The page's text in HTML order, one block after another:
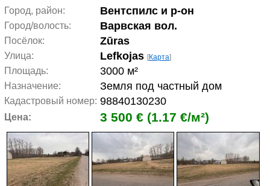
Город, район: Вентспилс и р-он
Город/волость: Варвская вол.
Посёлок: Zūras
Улица: Lefkojas [Карта]
Площадь: 3000 м²
Назначение: Земля под частный дом
Кадастровый номер: 98840130230
Цена: 3 500 € (1.17 €/м²)